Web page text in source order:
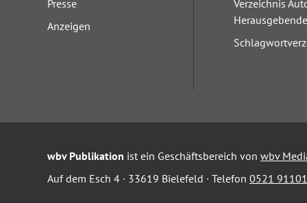
Presse
Anzeigen
Verzeichnis
Herausgebende
wbv Publikation ist ein Geschäftsbereich von wbv
Auf dem Esch 4 · 33619 Bielefeld · Telefon 0521